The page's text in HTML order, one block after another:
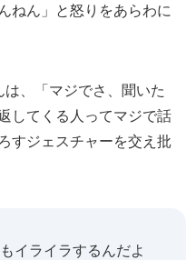
ねん」と怒りをあらわに
、「マジでさ、聞いた
してくる人ってマジで話
すジェスチャーを交え批
イライラするんだよ